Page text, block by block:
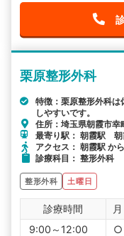
栗原整形外科
特徴：栗原整形外科
しやすいです。
住所：埼玉県朝霞市幸
最寄り駅： 朝霞駅
アクセス： 朝霞駅 か
診療科目： 整形外科
整形外科 土曜日
診療時間 月
9:00～12:00
○